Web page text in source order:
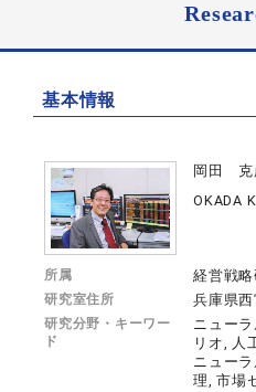
基本情報
岡田 克
OKADA
所属 経営戦
研究室住所 兵庫県
研究分野・キーワー
ド
ニュー
リオ, 人
ニュー
理, 市場